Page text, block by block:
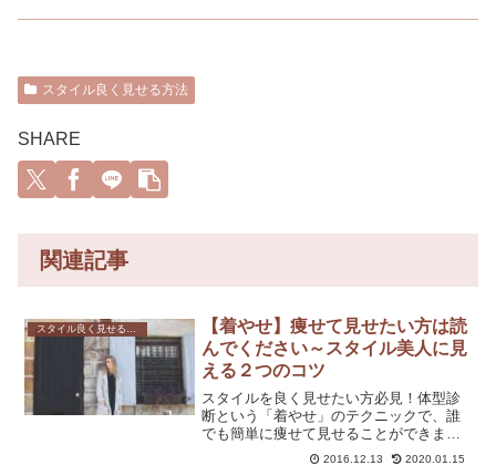
スタイル良く見せる方法
SHARE
関連記事
スタイル良く見せる方法
【着やせ】痩せて見せたい方は読
んでください～スタイル美人に見
える２つのコツ
スタイルを良く見せたい方必見！体型診
断という「着やせ」のテクニックで、誰
でも簡単に痩せて見せることができま
す。この記事では、スタイル美人に見え
2016.12.13 2020.01.15